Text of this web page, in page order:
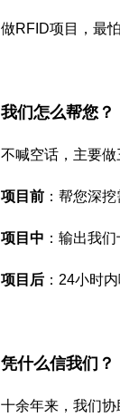
做RFID项目，最怕
我们怎么帮您？
不喊空话，主要做
项目前 ：帮您深
项目中 ：输出我
项目后 ：24小时
凭什么信我们？
十余年来，我们